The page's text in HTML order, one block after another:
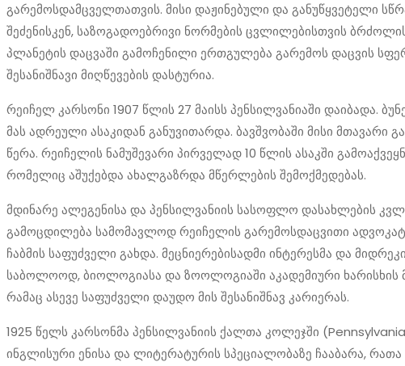
გარემოსდამცველთათვის. მისი დაჟინებული და განუწყვეტელი
შეძენისკენ, საზოგადოებრივი ნორმების ცვლილებისთვის ბრძოლის
პლანეტის დაცვაში გამოჩენილი ერთგულება გარემოს დაცვის
შესანიშნავი მიღწევების დასტურია.
რეიჩელ კარსონი 1907 წლის 27 მაისს პენსილვანიაში დაიბადა.
მას ადრეული ასაკიდან განუვითარდა. ბავშვობაში მისი მთავარი
წერა. რეიჩელის ნამუშევარი პირველად 10 წლის ასაკში
რომელიც აშუქებდა ახალგაზრდა მწერლების შემოქმედებას.
მდინარე ალეგენისა და პენსილვანიის სასოფლო დასახლების
გამოცდილება სამომავლოდ რეიჩელის გარემოსდაცვითი
ჩაბმის საფუძველი გახდა. მეცნიერებისადმი ინტერესმა და
საბოლოოდ, ბიოლოგიასა და ზოოლოგიაში აკადემიური ხარისხის
რამაც ასევე საფუძველი დაუდო მის შესანიშნავ კარიერას.
1925 წელს კარსონმა პენსილვანიის ქალთა კოლეჯში
ინგლისური ენისა და ლიტერატურის სპეციალობაზე ჩააბარა,